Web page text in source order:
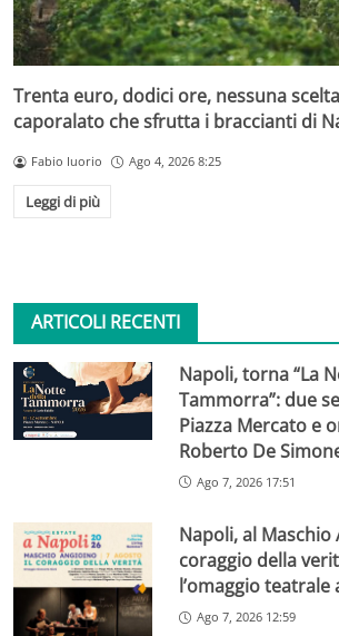
Trenta euro, dodici ore, nessuna
caporalato che sfrutta i braccianti di
Fabio Iuorio Ago 4, 2026 8:25
Leggi di più
ARTICOLI RECENTI
Napoli, torna “La
Tammorra”: due
Piazza Mercato e
Roberto De
Ago 7, 2026 17:51
Napoli, al Maschio
coraggio della
l’omaggio teatrale
Ago 7, 2026 12:59